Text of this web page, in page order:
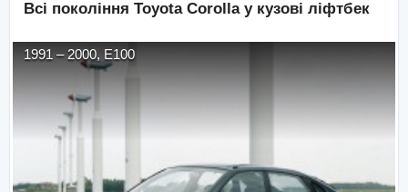
Всі покоління Toyota Corolla у кузові ліфтбек
1991 – 2000, E100